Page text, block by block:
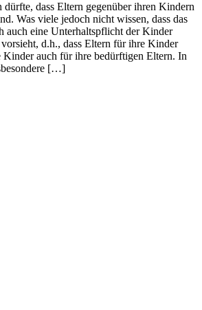
dass Eltern gegenüber ihren Kindern
Was viele jedoch nicht wissen, dass das
auch eine Unterhaltspflicht der Kinder
d.h., dass Eltern für ihre Kinder
Kinder auch für ihre bedürftigen Eltern. In
[…]